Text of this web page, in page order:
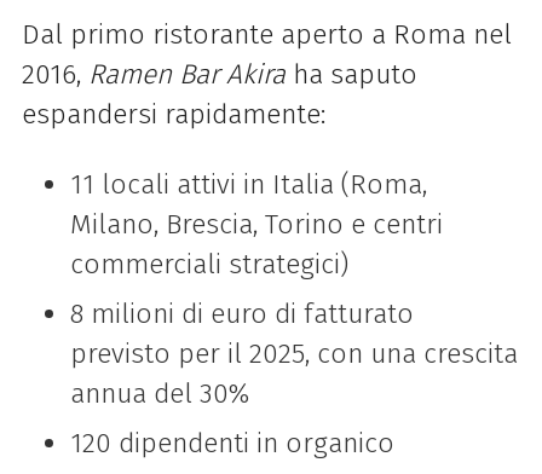
Dal primo ristorante aperto a Roma nel
2016, Ramen Bar Akiraha saputo
espandersi rapidamente:
11 locali attivi in Italia (Roma,
Milano, Brescia, Torino e centri
commerciali strategici)
8 milioni di euro di fatturato
previsto per il 2025, con una crescita
annua del 30%
120 dipendenti in organico